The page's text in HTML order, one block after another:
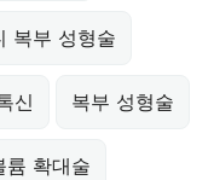
복부 성형술
신 복부 성형술
륨 확대술